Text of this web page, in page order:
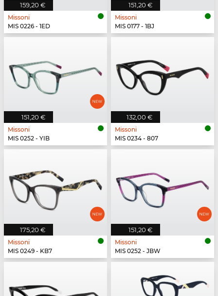
159,20 €
Missoni
MIS 0226 - 1ED
151,20 €
Missoni
MIS 0177 - 1BJ
151,20 €
Missoni
MIS 0252 - YIB
132,00 €
Missoni
MIS 0234 - 807
175,20 €
Missoni
MIS 0249 - KB7
151,20 €
Missoni
MIS 0252 - JBW